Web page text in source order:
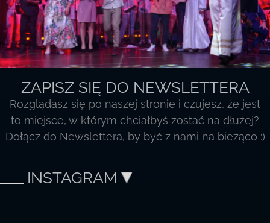
ZAPISZ SIĘ DO NEWSLETTERA
Rozglądasz się po naszej stronie i czujesz, że jest
to miejsce, w którym chciałbyś zostać na dłużej?
Dołącz do Newslettera, by być z nami na bieżąco :)
INSTAGRAM